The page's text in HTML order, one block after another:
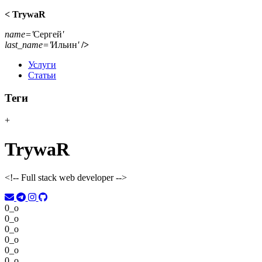
< TrywaR
name='Сергей'
last_name='Ильин' />
Услуги
Статьи
Теги
+
TrywaR
<!-- Full stack web developer-->
0 o
0 o
0 o
0 o
0 o